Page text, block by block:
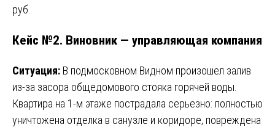
руб.
Кейс №2. Виновник — управляющая компания
Ситуация: В подмосковном Видном произошел залив
из-за засора общедомового стояка горячей воды.
Квартира на 1-м этаже пострадала серьезно: полностью
уничтожена отделка в санузле и коридоре, повреждена